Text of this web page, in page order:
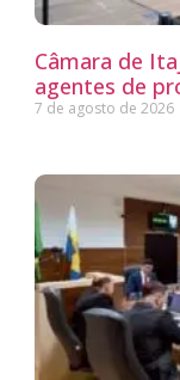
Câmara de
agentes de
7 de agosto de 2026